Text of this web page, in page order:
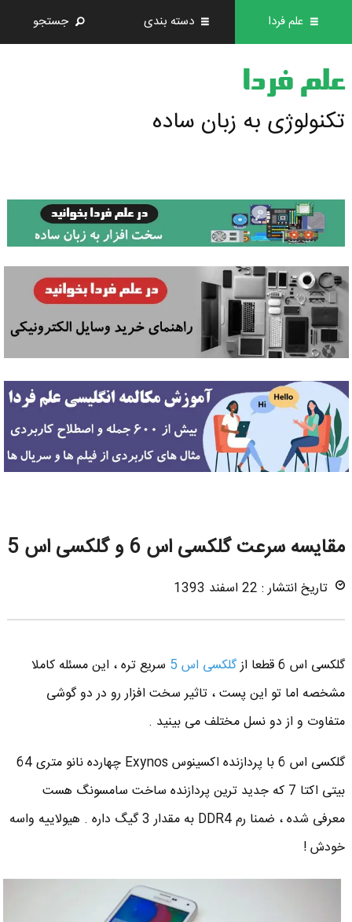
علم فردا دسته بندی جستجو
علم فردا
تکنولوژی به زبان ساده
مقایسه سرعت گلکسی اس 6 و گلکسی اس 5
تاریخ انتشار : 22 اسفند 1393
گلکسی اس 6 قطعا از گلکسی اس 5
سریع تره ، این مسئله کاملا
مشخصه اما تو این پست ، تاثیر سخت افزار رو در دو گوشی
متفاوت و از دو نسل مختلف می بینید .
گلکسی اس 6 با پردازنده اکسینوس Exynos چهارده نانو متری 64
بیتی اکتا 7 که جدید ترین پردازنده ساخت سامسونگ هست
معرفی شده ، ضمنا رم DDR4 به مقدار 3 گیگ داره . هیولاییه واسه
خودش !